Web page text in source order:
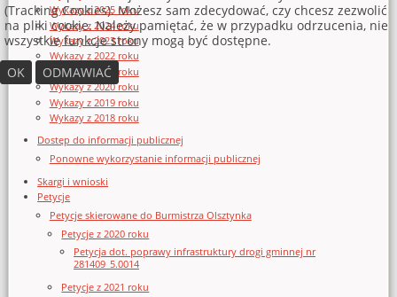
Wykazy z 2025 roku
Wykazy z 2024 roku
Wykazy z 2023 roku
Wykazy z 2022 roku
Wykazy z 2021 roku
Wykazy z 2020 roku
Wykazy z 2019 roku
Wykazy z 2018 roku
Dostęp do informacji publicznej
Ponowne wykorzystanie informacji publicznej
Skargi i wnioski
Petycje
Petycje skierowane do Burmistrza Olsztynka
Petycje z 2020 roku
Petycja dot. poprawy infrastruktury drogi gminnej nr
281409_5.0014
Petycje z 2021 roku
(Tracking Cookies). Możesz sam zdecydować, czy chcesz zezwolić
na pliki cookie. Należy pamiętać, że w przypadku odrzucenia, nie
wszystkie funkcje strony mogą być dostępne.
OK
ODMAWIAĆ